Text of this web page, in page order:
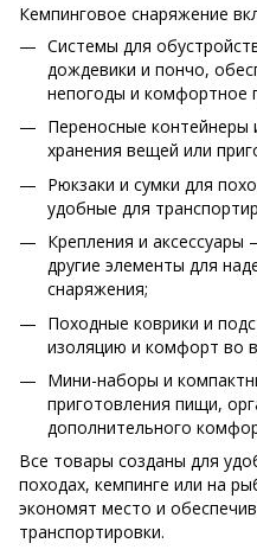
Кемпинговое снаряжение
Системы для
дождевики и пончо,
непогоды и комфортное
Переносные контейнеры
хранения вещей или
Рюкзаки и сумки для
удобные для
Крепления и
другие элементы для
снаряжения;
Походные коврики и
изоляцию и комфорт во
Мини-наборы и
приготовления пищи,
дополнительного
Все товары созданы для
походах, кемпинге или на
экономят место и
транспортировки.